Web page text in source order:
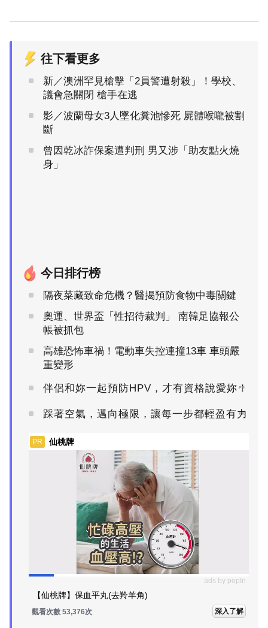
往下看更多
新／澳洲罕見槍擊「2員警遭射殺」！學校、
議會急關閉 槍手在逃
影／波蘭母女3人墜化糞池慘死 屍體喉嚨被割
斷
曾因乾冰詐保案遭判刑 男又涉「助友點火燒
身」
今日排行榜
隔夜菜藏致命危機？醫揭預防食物中毒關鍵
奧運、世界盃「性招待裁判」 南韓足協報公
帳被抓包
高雄恐怖車禍！電動車失控連撞13車 車頭嚴
重變形
伴侶和妳一起預防HPV，才有資格說愛妳！
PR
踩著空氣，邁向極限，讓每一步都輕盈有力
PR
PR 仙桃牌
ads by popIn
【仙桃牌】保血平丸(去羚羊角)
觀看次數 53,376次 深入了解